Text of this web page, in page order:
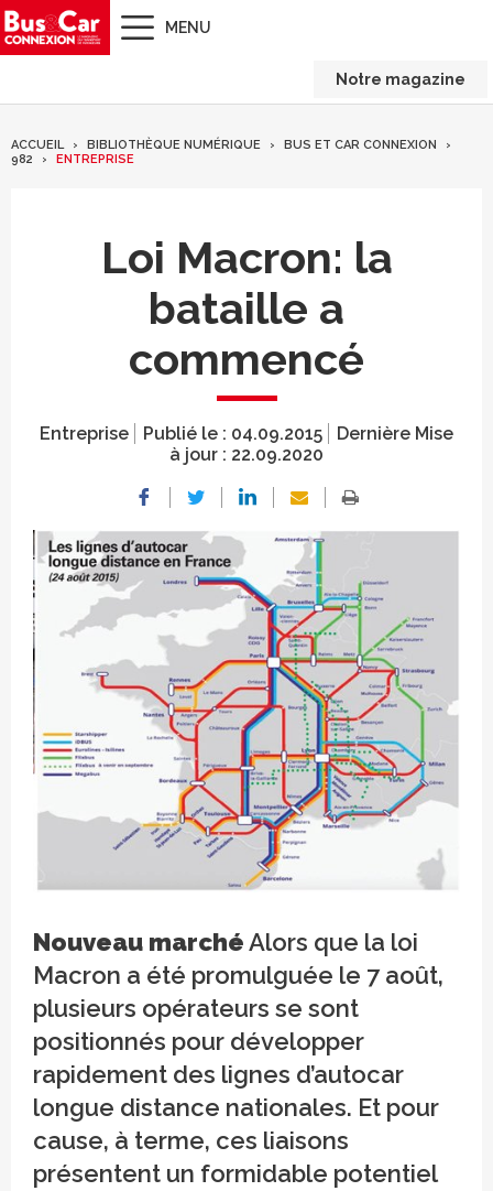
MENU
Notre magazine
ACCUEIL BIBLIOTHÈQUE NUMÉRIQUE
BUS ET CAR CONNEXION
982
ENTREPRISE
Loi Macron: la
bataille a
commencé
Entreprise Publié le : 04.09.2015
Dernière Mise
à jour : 22.09.2020
France
Crédit photo Shahinez Benabed
Nouveau marchéAlors que la loi
Macron a été promulguée le 7 août,
plusieurs opérateurs se sont
positionnés pour développer
rapidement des lignes d’autocar
longue distance nationales. Et pour
cause, à terme, ces liaisons
présentent un formidable potentiel